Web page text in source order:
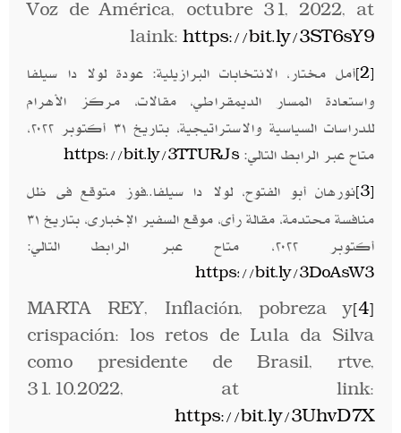
Voz de América, octubre 31, 2022, at
laink: https://bit.ly/3ST6sY9
[2]أمل مختار، الانتخابات البرازيلية: عودة لولا دا سيلفا
واستعادة المسار الديمقراطي، مقالات، مركز الأهرام
للدراسات السياسية والاستراتيجية، بتاريخ ٣١ أكتوبر ٢٠٢٢،
متاح عبر الرابط التالي: https://bit.ly/3TTURJs
[3]نورهان أبو الفتوح، لولا دا سيلفا..فوز متوقع فى ظل
منافسة محتدمة، مقالة رأى، موقع السفير الإخبارى، بتاريخ ٣١
أكتوبر ٢٠٢٢، متاح عبر الرابط التالي:
https://bit.ly/3DoAsW3
[4]
MARTA REY, Inflación, pobreza y
crispación: los retos de Lula da Silva
como presidente de Brasil, rtve,
31.10.2022, at link:
https://bit.ly/3UhvD7X